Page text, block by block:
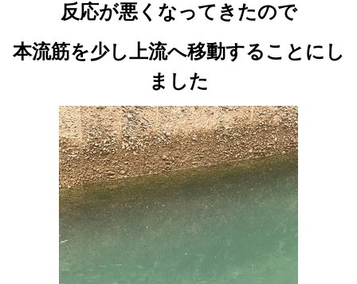
反応が悪くなってきたので
本流筋を少し上流へ移動することにし
ました